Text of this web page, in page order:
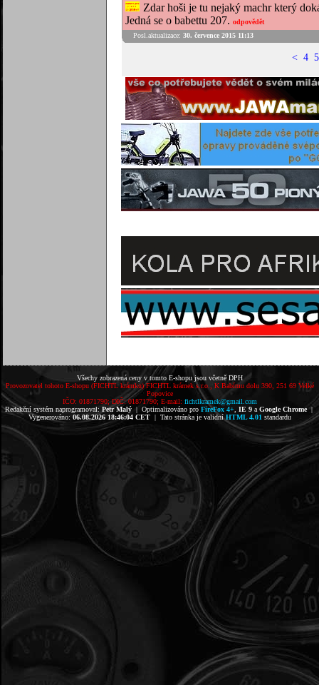
Zdar hoši je tu nejaký machr který
Jedná se o babettu 207. odpovědět
Posl.aktualizace: 30. července 2015 11:13
< 4 5
Všechy zobrazená ceny v tomto E-shopu jsou včetně DPH
Provozovatel tohoto E-shopu (FICHTL krámku) FICHTL krámek s.r.o., K Babímu dolu 390, 251 69 Velké
Popovice
IČO: 01871790; DIČ: 01871790; E-mail: fichtlkramek@gmail.com
Redakční systém naprogramoval: Petr Malý| Optimalizováno pro FireFox 4+, IE 9a Google Chrome|
Vygenerováno: 06.08.2026 18:46:04 CET| Tato stránka je validníHTML 4.01 standardu